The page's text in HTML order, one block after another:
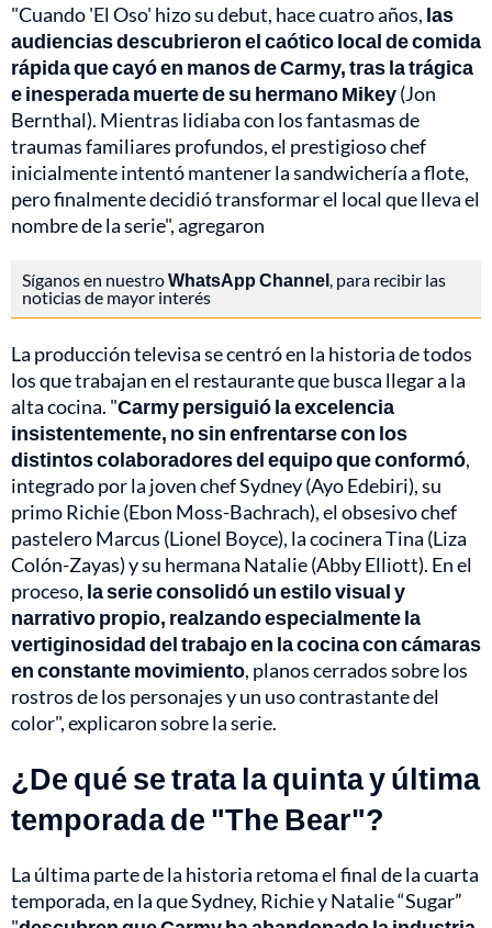
"Cuando 'El Oso' hizo su debut, hace cuatro años, las
audiencias descubrieron el caótico local de comida
rápida que cayó en manos de Carmy, tras la trágica
e inesperada muerte de su hermano Mikey(Jon
Bernthal). Mientras lidiaba con los fantasmas de
traumas familiares profundos, el prestigioso chef
inicialmente intentó mantener la sandwichería a flote,
pero finalmente decidió transformar el local que lleva el
nombre de la serie", agregaron
Síganos en nuestroWhatsApp Channel, para recibir las
noticias de mayor interés
La producción televisa se centró en la historia de todos
los que trabajan en el restaurante que busca llegar a la
alta cocina. "Carmy persiguió la excelencia
insistentemente, no sin enfrentarse con los
distintos colaboradores del equipo que conformó,
integrado por la joven chef Sydney (Ayo Edebiri), su
primo Richie (Ebon Moss-Bachrach), el obsesivo chef
pastelero Marcus (Lionel Boyce), la cocinera Tina (Liza
Colón-Zayas) y su hermana Natalie (Abby Elliott). En el
proceso, la serie consolidó un estilo visual y
narrativo propio, realzando especialmente la
vertiginosidad del trabajo en la cocina con cámaras
en constante movimiento, planos cerrados sobre los
rostros de los personajes y un uso contrastante del
color", explicaron sobre la serie.
¿De qué se trata la quinta y última
temporada de "The Bear"?
La última parte de la historia retoma el final de la cuarta
temporada, en la que Sydney, Richie y Natalie “Sugar”